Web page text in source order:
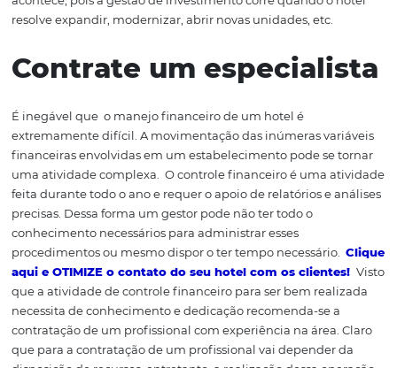
gestão do seu hotel.
Administração de
recursos para
investimentos
Ter essa preocupação com controle dos investimentos
hotelé diretamente um investimento, investir no
desenvolvimento do seu hotel. Para que ele cresça,
oferta de serviços, qualidade e diferencial no mercado.
acontece, pois a gestão de investimento corre quando o
resolve expandir, modernizar, abrir novas unidades, etc.